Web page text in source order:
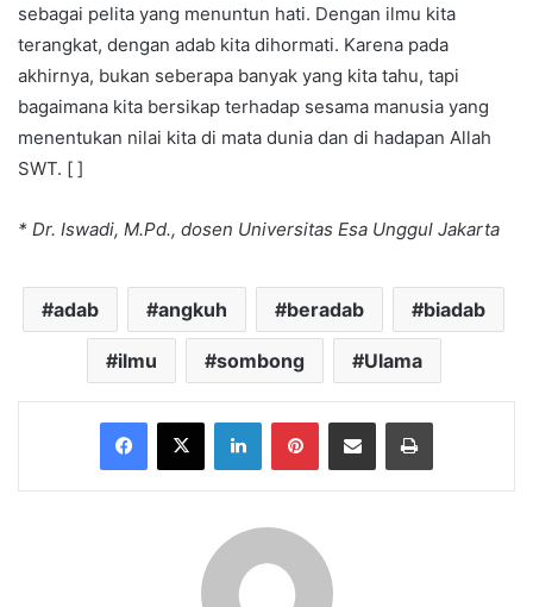
sebagai pelita yang menuntun hati. Dengan ilmu kita
terangkat, dengan adab kita dihormati. Karena pada
akhirnya, bukan seberapa banyak yang kita tahu, tapi
bagaimana kita bersikap terhadap sesama manusia yang
menentukan nilai kita di mata dunia dan di hadapan Allah
SWT. [ ]
* Dr. Iswadi, M.Pd., dosen Universitas Esa Unggul Jakarta
adab angkuh beradab biadab
ilmu sombong Ulama
Facebook
X LinkedInPinterestShare via Email Print